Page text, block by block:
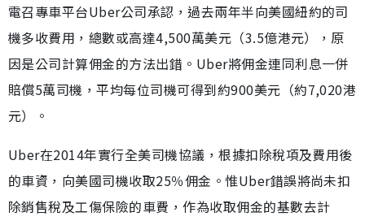
電召專車平台Uber公司承認，過去兩年半向美國紐約的司
機多收費用，總數或高達4,500萬美元（3.5億港元），原
因是公司計算佣金的方法出錯。Uber將佣金連同利息一併
賠償5萬司機，平均每位司機可得到約900美元（約7,020港
元）。
Uber在2014年實行全美司機協議，根據扣除稅項及費用後
的車資，向美國司機收取25％佣金。惟Uber錯誤將尚未扣
除銷售稅及工傷保險的車費，作為收取佣金的基數去計